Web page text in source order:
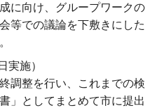
に向け、グループワークの
等での議論を下敷きにした
実施）
調整を行い、これまでの検
」としてまとめて市に提出